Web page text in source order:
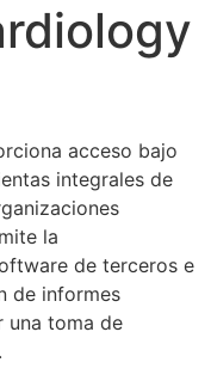
acceso bajo
integrales de
la
de terceros e
de informes
una toma de